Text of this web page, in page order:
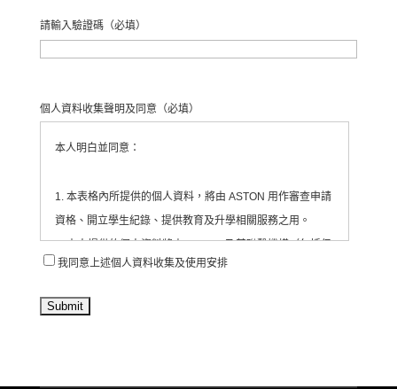
請輸入驗證碼（必填）
個人資料收集聲明及同意（必填）
本人明白並同意：
1. 本表格內所提供的個人資料，將由 ASTON 用作審查申請
資格、開立學生紀錄、提供教育及升學相關服務之用。
2. 本人提供的個人資料將由 ASTON 及其聯繫機構（包括但
不限於合作教育機構、活動承辦單位等）收集、處理及使
3. ASTON 會將有關資料存放於為每位學生/申請人開設的紀
我同意上述個人資料收集及使用安排